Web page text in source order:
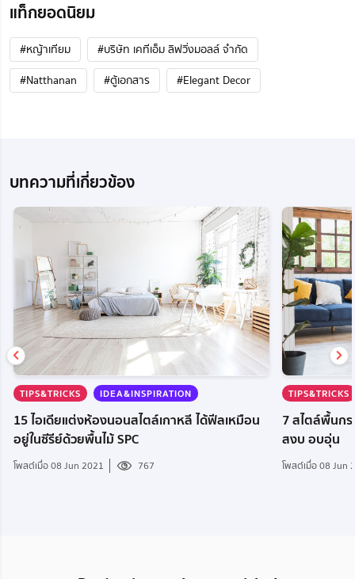
แท็กยอดนิยม
#หญ้าเทียม
#บริษัท เคทีเอ็ม ลิฟวิ่งมอลล์ จำกัด
#Natthanan
#ตู้เอกสาร #Elegant Decor
บทความที่เกี่ยวข้อง
TIPS&TRICKS IDEA&INSPIRATION
15 ไอเดียแต่งห้องนอนสไตล์เกาหลี ได้ฟีลเหมือน
อยู่ในซีรีย์ด้วยพื้นไม้ SPC
โพสต์เมื่อ 08 Jun 2021 767
TIPS&TRICKS
7 สไตล์พื้นกร
สงบ อบอุ่น
โพสต์เมื่อ 08 Jun